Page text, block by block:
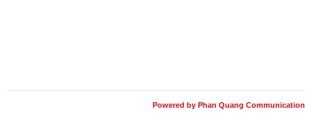
Powered by Phan Quang Communication